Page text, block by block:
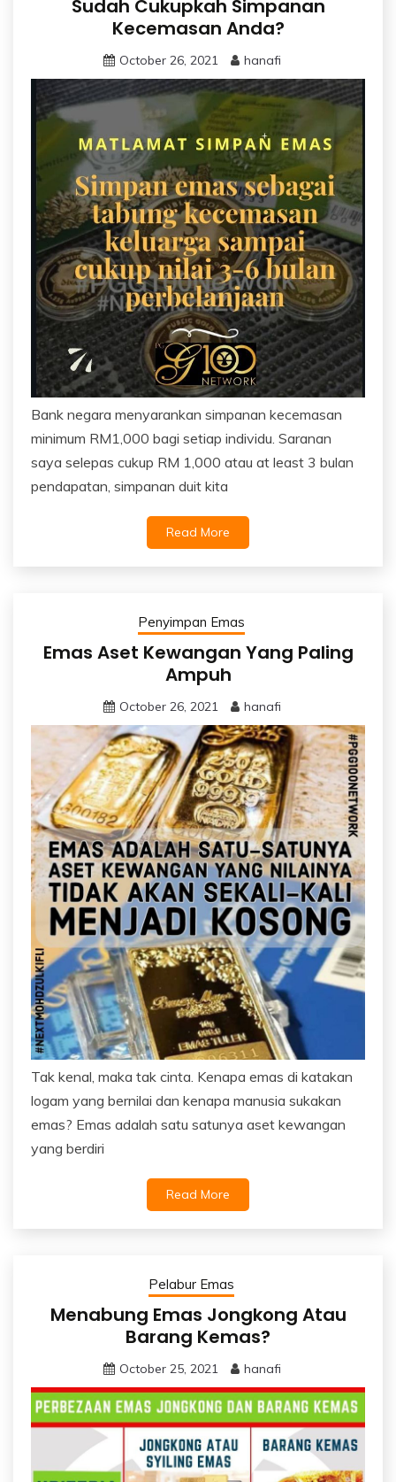
Sudah Cukupkah Simpanan
Kecemasan Anda?
October 26, 2021 hanafi
Bank negara menyarankan simpanan kecemasan
minimum RM1,000 bagi setiap individu. Saranan
saya selepas cukup RM 1,000 atau at least 3 bulan
pendapatan, simpanan duit kita
Read More
Penyimpan Emas
Emas Aset Kewangan Yang Paling
Ampuh
October 26, 2021 hanafi
Tak kenal, maka tak cinta. Kenapa emas di katakan
logam yang bernilai dan kenapa manusia sukakan
emas? Emas adalah satu satunya aset kewangan
yang berdiri
Read More
Pelabur Emas
Menabung Emas Jongkong Atau
Barang Kemas?
October 25, 2021 hanafi